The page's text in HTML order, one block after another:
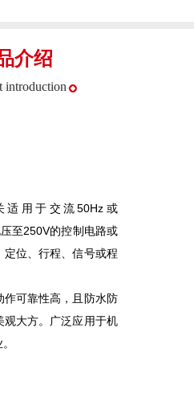
介绍
introduction
适用于交流50Hz或
至250V的控制电路或
位、行程、信号或程
可靠性高，且防水防
大方。广泛应用于机